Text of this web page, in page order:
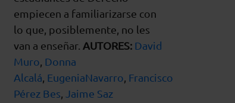
empiecen a familiarizarse con
lo que, posiblemente, no les
van a enseñar. AUTORES: David
Muro Donna
Alcalá EugeniaNavarro Francisco
Pérez Bes
Jaime Saz